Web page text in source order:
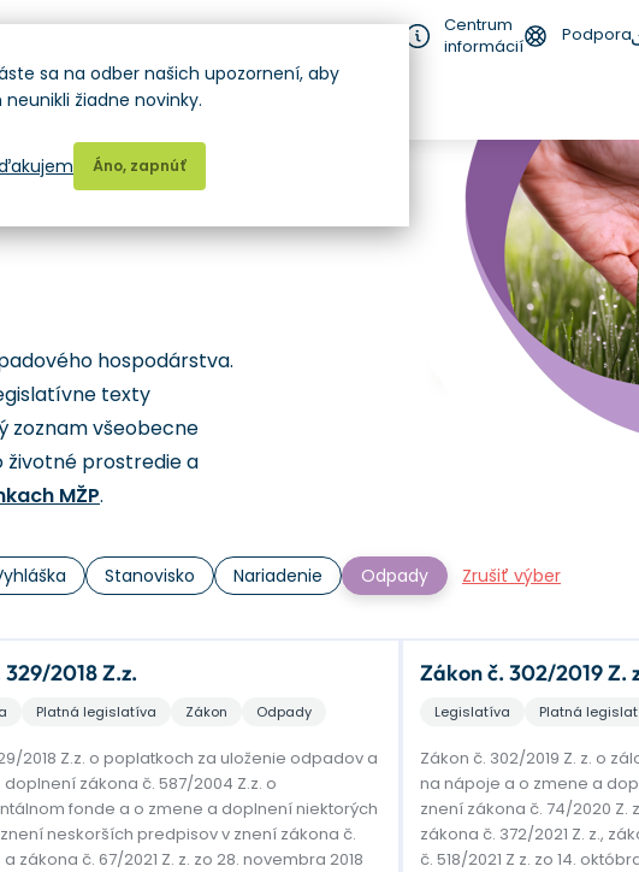
Centrum
informácií
Podpora
hospodárstva.
texty
zoznam všeobecne
životné prostredie a
MŽP.
Stanovisko Nariadenie Odpady Zrušiť výber
2018 Z.z.
Platná legislatíva Zákon Odpady
2018 Z.z. o poplatkoch za uloženie odpadov a
zákona č. 587/2004 Z.z. o
fonde a o zmene a doplnení niektorých
neskorších predpisov v znení zákona č.
a zákona č. 67/2021 Z. z. zo 28. novembra 2018
Zákon č. 302/2019 Z.
Legislatíva Platná
Zákon č. 302/2019 Z. z. o
na nápoje a o zmene a
znení zákona č. 74/2020 Z.
zákona č. 372/2021 Z. z.,
č. 518/2021 Z z. zo 14.
sa na odber našich upozornení, aby
žiadne novinky.
Áno, zapnúť